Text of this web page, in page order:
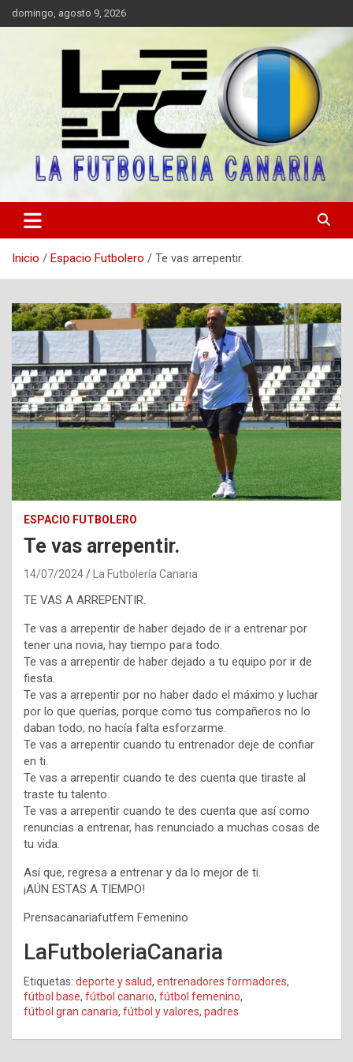
Saltar
al
domingo, agosto 9, 2026
LA FUTBOLERIA CANARIA
play.
Inicio Espacio Futbolero Te vas arrepentir.
ESPACIO FUTBOLERO
Te vas arrepentir.
14/07/2024 La Futbolería Canaria
TE VAS A ARREPENTIR.
Te vas a arrepentir de haber dejado de ir a entrenar por
tener una novia, hay tiempo para todo.
Te vas a arrepentir de haber dejado a tu equipo por ir de
fiesta.
Te vas a arrepentir por no haber dado el máximo y luchar
por lo que querías, porque como tus compañeros no lo
daban todo, no hacía falta esforzarme.
Te vas a arrepentir cuando tu entrenador deje de confiar
en ti.
Te vas a arrepentir cuando te des cuenta que tiraste al
traste tu talento.
Te vas a arrepentir cuando te des cuenta que así como
renuncias a entrenar, has renunciado a muchas cosas de
tu vida.
Así que, regresa a entrenar y da lo mejor de ti.
¡AÚN ESTAS A TIEMPO!
Prensacanariafutfem Femenino
LaFutboleriaCanaria
Etiquetas: deporte y salud, entrenadores formadores,
fútbol base, fútbol canario, fútbol femenino,
fútbol gran canaria, fútbol y valores, padres